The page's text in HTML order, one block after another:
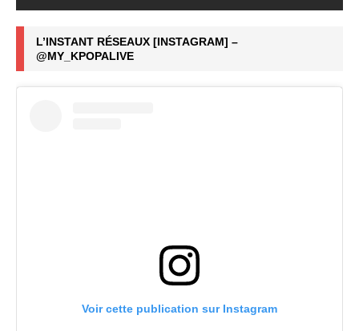
L’INSTANT RÉSEAUX [INSTAGRAM] –
@MY_KPOPALIVE
Voir cette publication sur Instagram